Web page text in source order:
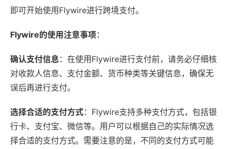
即可开始使用Flywire进行跨境支付。
Flywire的使用注意事项：
确认支付信息：在使用Flywire进行支付前，请务必仔细核
对收款人信息、支付金额、货币种类等关键信息，确保无
误后再进行支付。
选择合适的支付方式：Flywire支持多种支付方式，包括银
行卡、支付宝、微信等。用户可以根据自己的实际情况选
择合适的支付方式。需要注意的是，不同的支付方式可能